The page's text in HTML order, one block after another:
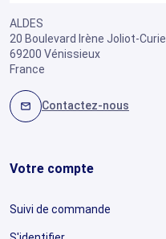
ALDES
20 Boulevard Irène Joliot-Curie
69200 Vénissieux
France
mail Contactez-nous
Votre compte
Suivi de commande